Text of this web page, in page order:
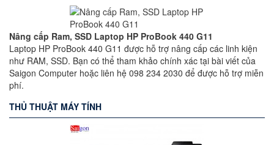
Nâng cấp Ram, SSD Laptop HP ProBook 440 G11
Laptop HP ProBook 440 G11 được hỗ trợ nâng cấp các linh kiện
như RAM, SSD. Bạn có thể tham khảo chính xác tại bài viết của
Saigon Computer hoặc liên hệ 098 234 2030 để được hỗ trợ miễn
phí.
THỦ THUẬT MÁY TÍNH